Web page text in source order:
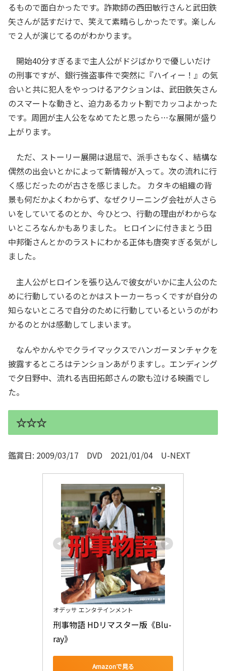
るもので面白かったです。詐欺師の西田敏行さんと武田鉄
矢さんが話すだけで、笑えて素晴らしかったです。楽しん
で２人が演じてるのがわかります。
開始40分すぎるまで主人公がドジばかりで優しいだけ
の刑事ですが、銀行強盗事件で突然に『ハイィー！』の気
合いと共に犯人をやっつけるアクションは、武田鉄矢さん
のスマートな動きと、迫力あるカット割でカッコよかった
です。周囲が主人公をなめてたと思ったら…な展開が盛り
上がります。
ただ、ストーリー展開は退屈で、派手さもなく、結構な
偶然の出会いとかによって新情報が入って。次の流れに行
く感じだったのが古さを感じました。 カタキの組織の背
景も何だかよくわからず、なぜクリーニング会社が人さら
いをしていてるのとか、今ひとつ、行動の理由がわからな
いところなんかもありました。 ヒロインに付きまとう田
中邦衛さんとかのラストにわかる正体も唐突すぎる気がし
ました。
主人公がヒロインを張り込んで彼女がいかに主人公のた
めに行動しているのとかはストーカーちっくですが自分の
知らないところで自分のために行動しているというのがわ
かるのとかは感動してしまいます。
なんやかんやでクライマックスでハンガーヌンチャクを
披露するところはテンションあがりますし。エンディング
で夕日野中、流れる吉田拓郎さんの歌も泣ける映画でし
た。
☆☆☆
鑑賞日: 2009/03/17 DVD 2021/01/04 U-NEXT
オデッサ エンタテインメント
刑事物語 HDリマスター版《Blu-
ray》
Amazonで見る